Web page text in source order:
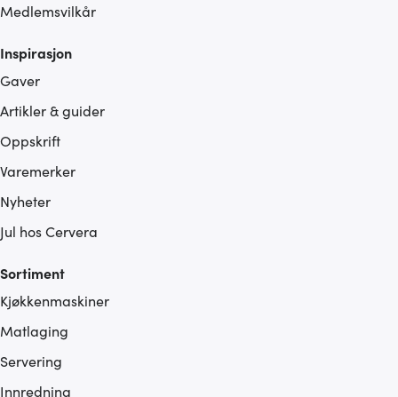
Medlemsvilkår
Inspirasjon
Gaver
Artikler & guider
Oppskrift
Varemerker
Nyheter
Jul hos Cervera
Sortiment
Kjøkkenmaskiner
Matlaging
Servering
Innredning